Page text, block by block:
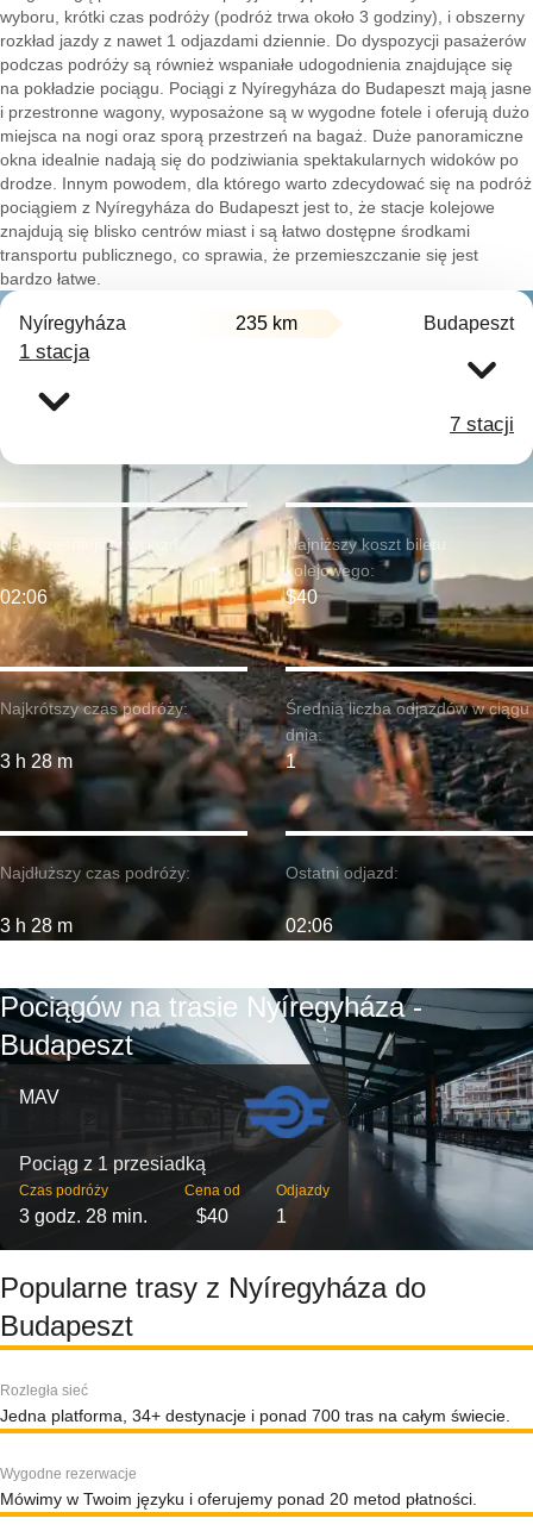
wyboru, krótki czas podróży (podróż trwa około 3 godziny), i obszerny
rozkład jazdy z nawet 1 odjazdami dziennie. Do dyspozycji pasażerów
podczas podróży są również wspaniałe udogodnienia znajdujące się
na pokładzie pociągu. Pociągi z Nyíregyháza do Budapeszt mają jasne
i przestronne wagony, wyposażone są w wygodne fotele i oferują dużo
miejsca na nogi oraz sporą przestrzeń na bagaż. Duże panoramiczne
okna idealnie nadają się do podziwiania spektakularnych widoków po
drodze. Innym powodem, dla którego warto zdecydować się na podróż
pociągiem z Nyíregyháza do Budapeszt jest to, że stacje kolejowe
znajdują się blisko centrów miast i są łatwo dostępne środkami
transportu publicznego, co sprawia, że przemieszczanie się jest
bardzo łatwe.
Nyíregyháza 235 km Budapeszt
1 stacja
7 stacji
Najkrótszy czas podróży:
3 h 28 m
Najwcześniejszy wyjazd:
02:06
Najdłuższy czas podróży:
3 h 28 m
Najniższy koszt biletu
kolejowego:
$40
Średnia liczba odjazdów w ciągu
dnia:
1
Ostatni odjazd:
02:06
Pociągów na trasie Nyíregyháza -
Budapeszt
MAV
Pociąg z 1 przesiadką
Czas podróży
3 godz. 28 min.
Cena od
$40
Odjazdy
1
Popularne trasy z Nyíregyháza do
Budapeszt
Rozległa sieć
Jedna platforma, 34+ destynacje i ponad 700 tras na całym świecie.
Wygodne rezerwacje
Mówimy w Twoim języku i oferujemy ponad 20 metod płatności.